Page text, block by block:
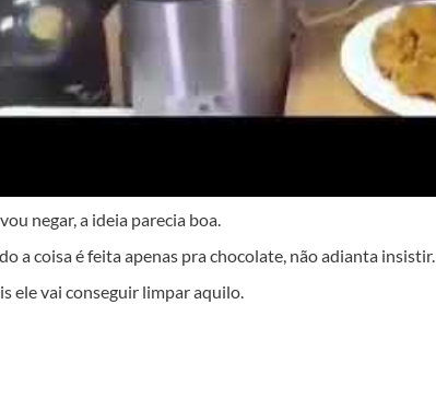
negar, a ideia parecia boa.
a coisa é feita apenas pra chocolate, não adianta insistir.
ele vai conseguir limpar aquilo.